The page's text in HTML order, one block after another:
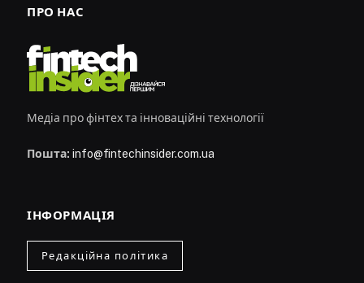
ПРО НАС
Медіа про фінтех та інноваційні технології
Пошта: info@fintechinsider.com.ua
ІНФОРМАЦІЯ
Редакційна політика